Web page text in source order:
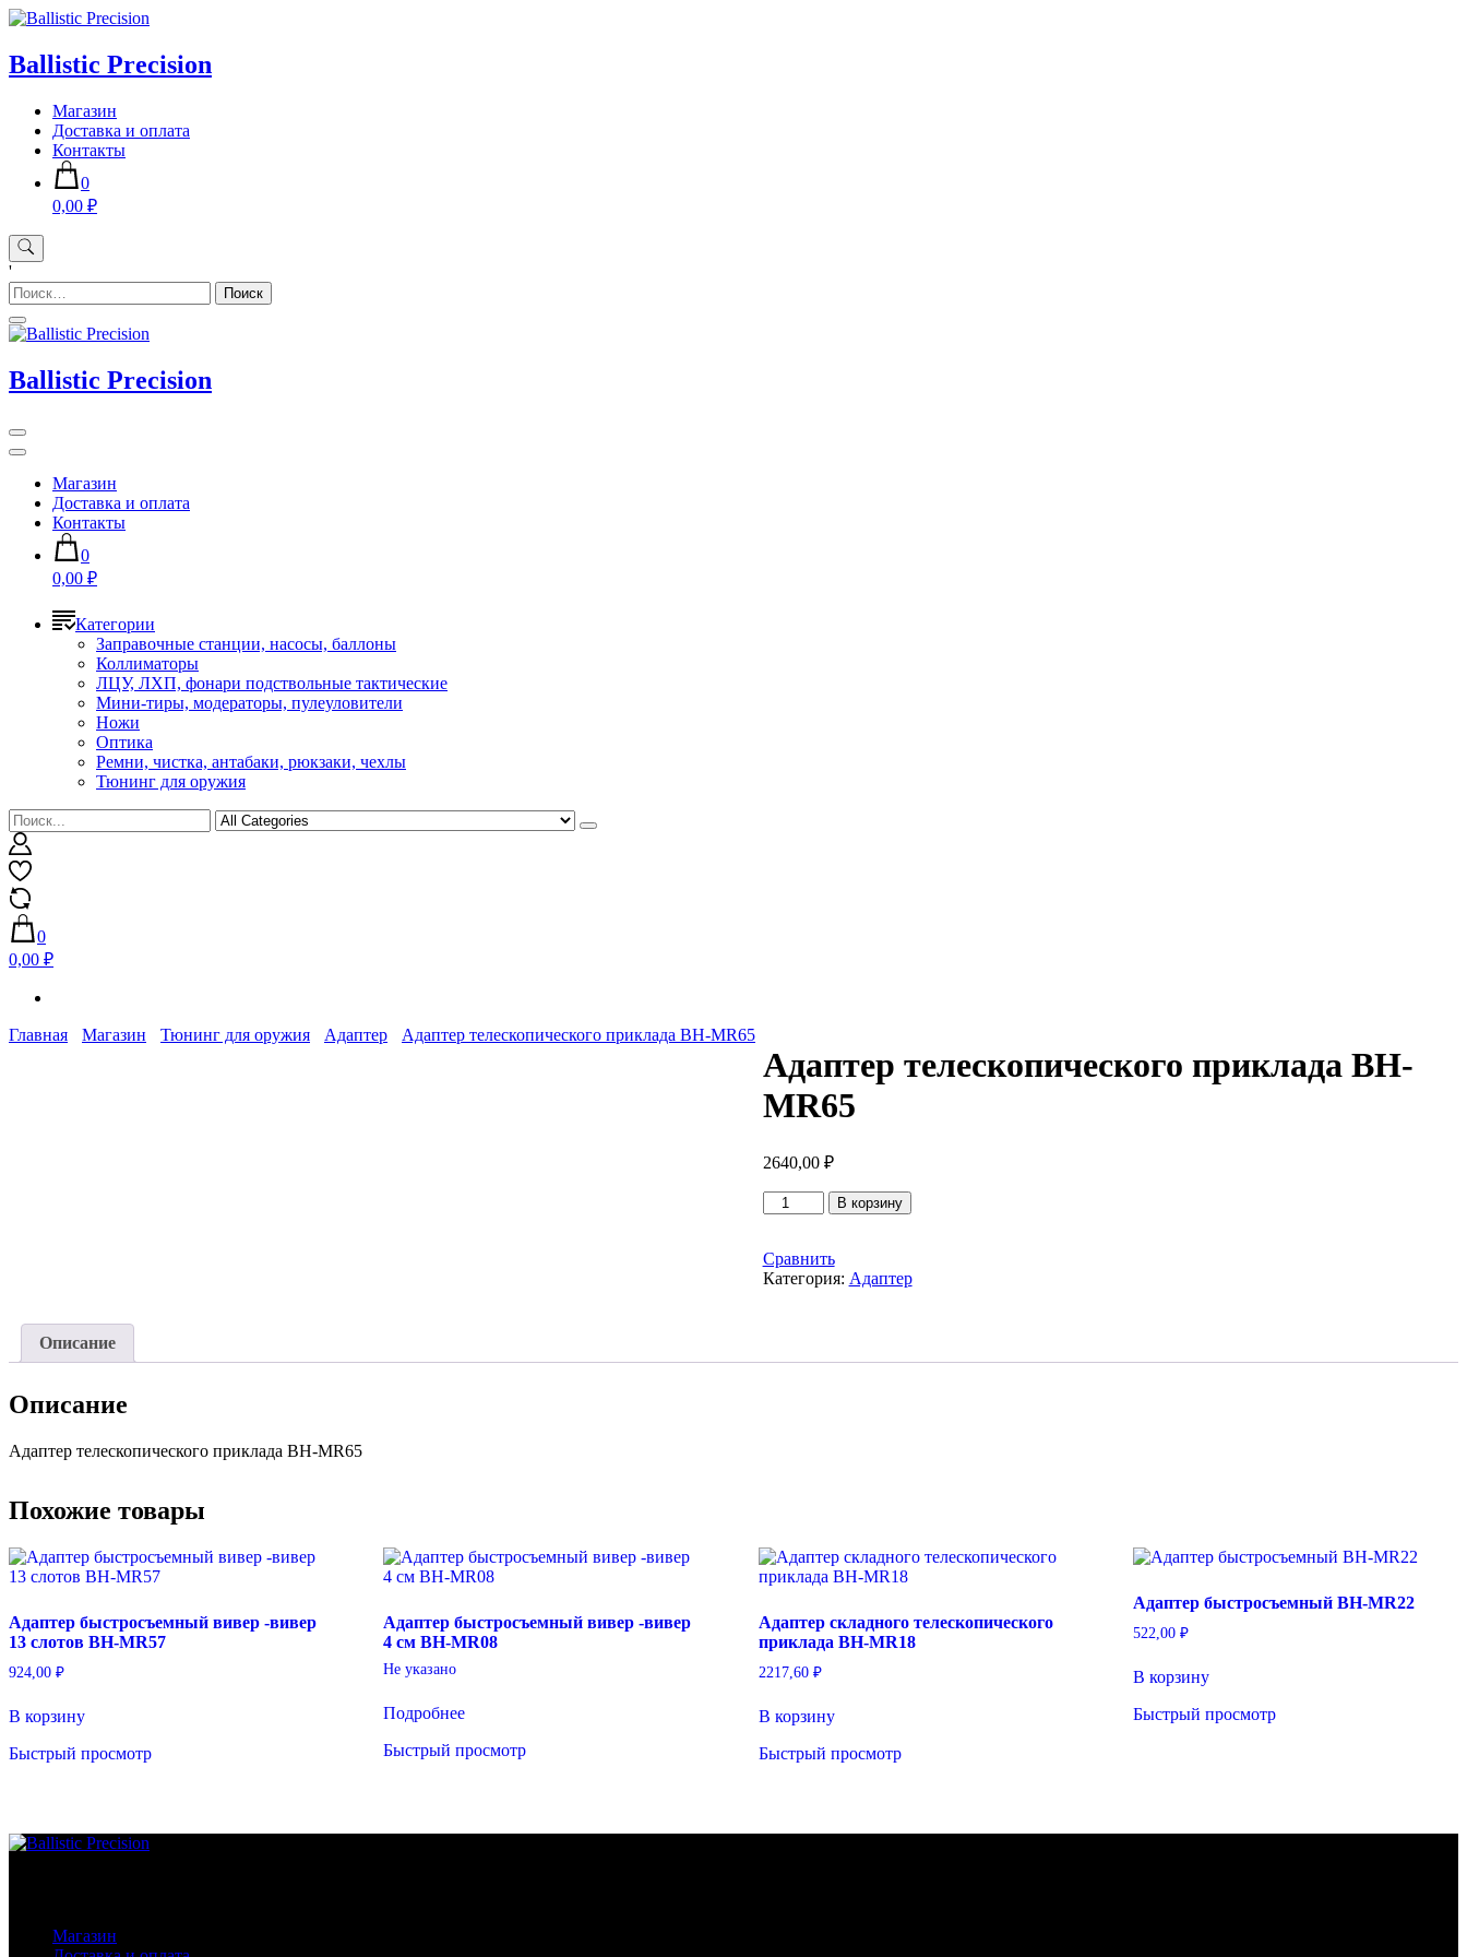
Skip
content
Ballistic Precision
Магазин
Доставка и оплата
Контакты
0
0,00 ₽
'
Найти:
Ballistic Precision
Магазин
Доставка и оплата
Контакты
0
0,00 ₽
Категории
Заправочные станции, насосы, баллоны
Коллиматоры
ЛЦУ, ЛХП, фонари подствольные тактические
Мини-тиры, модераторы, пулеуловители
Ножи
Оптика
Ремни, чистка, антабаки, рюкзаки, чехлы
Тюнинг для оружия
0
0,00 ₽
Главная Магазин Тюнинг для оружия Адаптер Адаптер телескопического приклада BH-MR65
Адаптер телескопического приклада BH-
MR65
2640,00 ₽
Количество
товара
телескопического
приклада
В корзину
Сравнить
Категория: Адаптер
Описание
Описание
Адаптер телескопического приклада BH-MR65
Похожие товары
Адаптер быстросъемный вивер -вивер
13 слотов BH-MR57
924,00 ₽
В корзину
Быстрый просмотр
Адаптер быстросъемный вивер -вивер
4 см BH-MR08
Не указано
Подробнее
Быстрый просмотр
Адаптер складного телескопического
приклада BH-MR18
2217,60 ₽
В корзину
Быстрый просмотр
Адаптер быстросъемный BH-MR22
522,00 ₽
В корзину
Быстрый просмотр
Магазин